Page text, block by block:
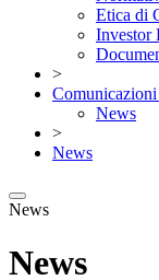
Etica di
Investor
>
Comunicazioni
News
>
News
News
News